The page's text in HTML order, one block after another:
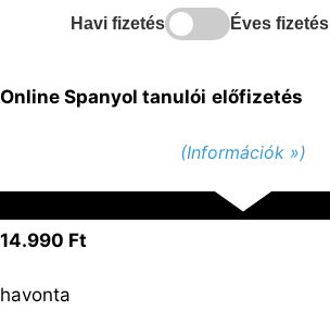
Havi fizetés Éves fizetés
Online Spanyol tanulói előfizetés
(Információk »)
14.990 Ft
havonta